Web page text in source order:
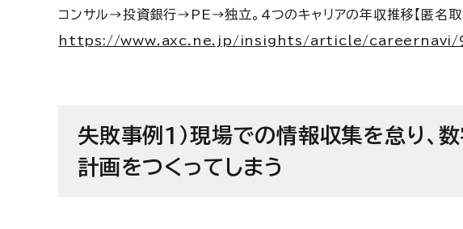
コンサル→投資銀行→PE→独立。4つのキャリアの年収推移【匿名取
https://www.axc.ne.jp/insights/article/careernavi/
失敗事例1)現場での情報収集を怠り、
計画をつくってしまう